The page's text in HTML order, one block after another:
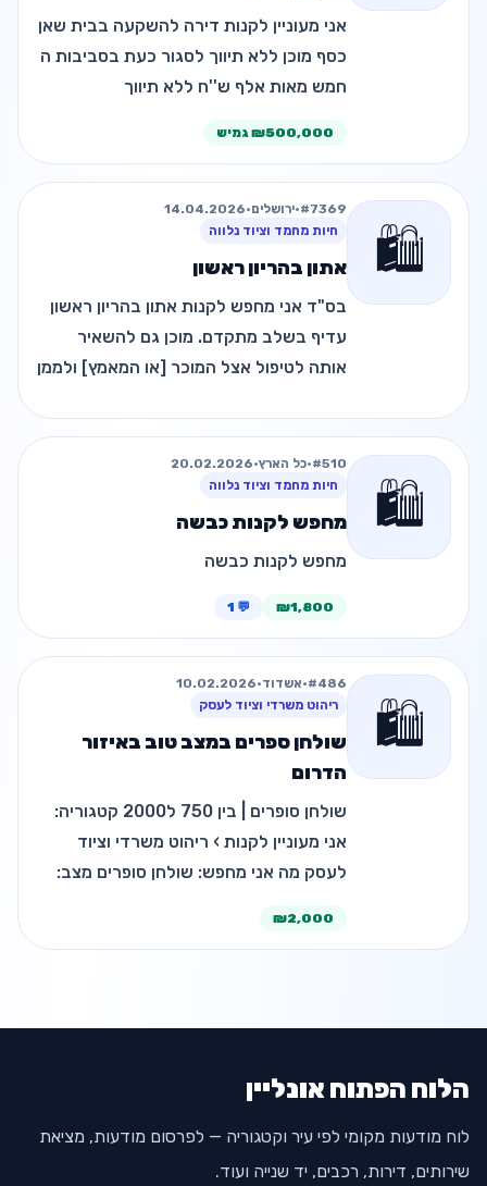
אני מעוניין לקנות דירה להשקעה בבית שאן
כסף מוכן ללא תיווך לסגור כעת בסביבות ה
חמש מאות אלף ש''ח ללא תיווך
₪500,000 גמיש
🛍️
#7369
•ירושלים•
14.04.2026
חיות מחמד וציוד נלווה
אתון בהריון ראשון
בס"ד אני מחפש לקנות אתון בהריון ראשון
עדיף בשלב מתקדם. מוכן גם להשאיר
אותה לטיפול אצל המוכר [או המאמץ] ולממן
🛍️
#510
•כל הארץ•
20.02.2026
חיות מחמד וציוד נלווה
מחפש לקנות כבשה
מחפש לקנות כבשה
₪1,800
💬 1
🛍️
#486
•אשדוד•
10.02.2026
ריהוט משרדי וציוד לעסק
שולחן ספרים במצב טוב באיזור
הדרום
שולחן סופרים | בין 750 ל2000 קטגוריה:
אני מעוניין לקנות › ריהוט משרדי וציוד
לעסק מה אני מחפש: שולחן סופרים מצב:
₪2,000
הלוח הפתוח אונליין
לוח מודעות מקומי לפי עיר וקטגוריה — לפרסום מודעות, מציאת
שירותים, דירות, רכבים, יד שנייה ועוד.